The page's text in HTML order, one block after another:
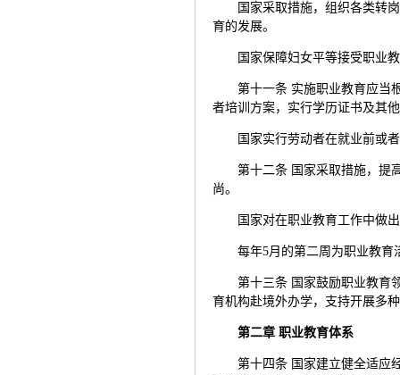
国家采取措施，组织各类转
育的发展。
国家保障妇女平等接受职业
第十一条 实施职业教育应当
者培训方案，实行学历证书及其
国家实行劳动者在就业前或
第十二条 国家采取措施，提
尚。
国家对在职业教育工作中做
每年5月的第二周为职业教育
第十三条 国家鼓励职业教育
育机构赴境外办学，支持开展多
第二章 职业教育体系
第十四条 国家建立健全适应